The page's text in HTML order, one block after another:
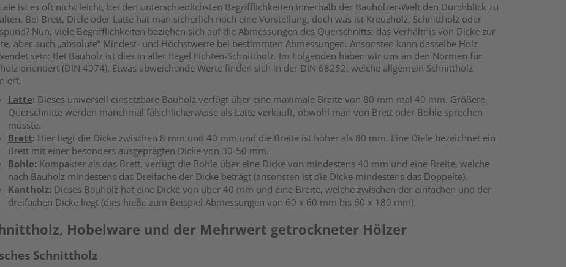
ist es oft nicht leicht, bei den unterschiedlichsten Begrifflichkeiten innerhalb der Bauhölzer-Welt den Durchblick zu
Bei Brett, Diele oder Latte hat man sicherlich noch eine Vorstellung, doch was ist Kreuzholz, Schnittholz oder
Nun, viele Begrifflichkeiten beziehen sich auf die Abmessungen des Querschnitts: das Verhältnis von Dicke zur
aber auch „absolute“ Mindest- und Höchstwerte bei bestimmten Abmessungen. Ansonsten kann dasselbe Holz
sein: Bei Bauholz ist dies in aller Regel Fichten-Schnittholz. Im Folgenden haben wir uns an den Normen für
orientiert (DIN 4074). Etwas abweichende Werte finden sich in der DIN 68252, welche allgemein Schnittholz
Latte: Dieses universell einsetzbare Bauholz verfügt über eine maximale Breite von 80 mm mal 40 mm. Größere
Querschnitte werden manchmal fälschlicherweise als Latte verkauft, obwohl man von Brett oder Bohle sprechen
müsste.
Brett: Hier liegt die Dicke zwischen 8 mm und 40 mm und die Breite ist höher als 80 mm. Eine Diele bezeichnet ein
Brett mit einer besonders ausgeprägten Dicke von 30-50 mm.
Bohle: Kompakter als das Brett, verfügt die Bohle über eine Dicke von mindestens 40 mm und eine Breite, welche
nach Bauholz mindestens das Dreifache der Dicke beträgt (ansonsten ist die Dicke mindestens das Doppelte).
Kantholz: Dieses Bauholz hat eine Dicke von über 40 mm und eine Breite, welche zwischen der einfachen und der
dreifachen Dicke liegt (dies hieße zum Beispiel Abmessungen von 60 x 60 mm bis 60 x 180 mm).
Hobelware und der Mehrwert getrockneter Hölzer
Schnittholz